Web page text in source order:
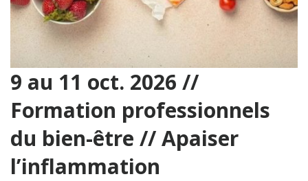
9 au 11 oct. 2026 //
Formation professionnels
du bien-être // Apaiser
l’inflammation